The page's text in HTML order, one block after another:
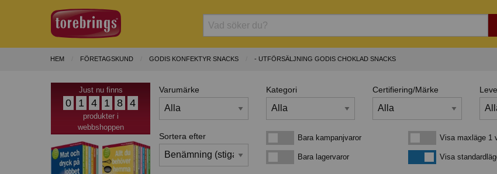
HEM FÖRETAGSKUND GODIS KONFEKTYR SNACKS - UTFÖRSÄLJNING GODIS CHOKLAD SNACKS
Just nu finns
0 1 4 1 8 4
produkter i
webbshoppen
Varumärke Kategori Certifiering/Märke
Sortera efter Bara kampanjvarorBara kampanjvaror
Bara lagervarorBara lagervaror
Visa maxläge 1 vara/rad
Visa maxläge 1
Visa standardläge
Visa